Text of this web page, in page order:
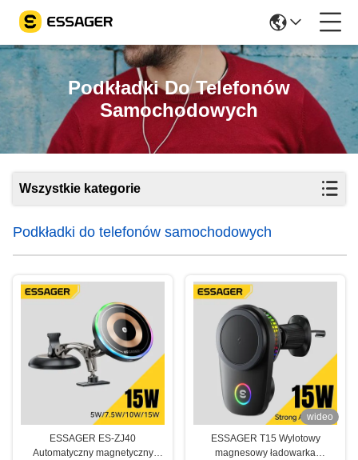
Podkładki Do Telefonów
Samochodowych
Wszystkie kategorie
Podkładki do telefonów samochodowych
ESSAGER ES-ZJ40
Automatyczny magnetyczny
wideo
ESSAGER T15 Wylotowy
magnesowy ładowarka